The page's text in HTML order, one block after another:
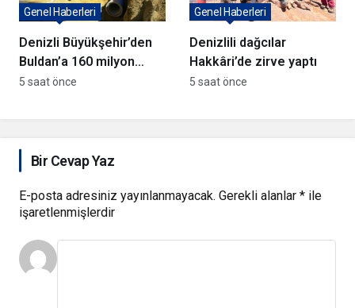
Denizli Büyükşehir’den
Buldan’a 160 milyon
TL’lik dev yatırım
Genel Haberleri
5 saat önce
Denizlili dağcılar
Hakkâri’de zirve yaptı
Genel Haberleri
5 saat önce
Bir Cevap Yaz
E-posta adresiniz yayınlanmayacak. Gerekli alanlar * ile
işaretlenmişlerdir